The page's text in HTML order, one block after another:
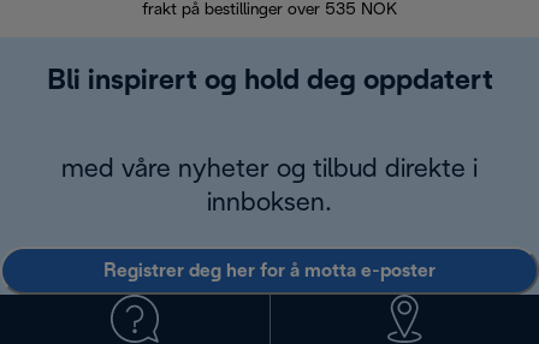
frakt på bestillinger over 535 NOK
Bli inspirert og hold deg oppdatert
med våre nyheter og tilbud direkte i
innboksen.
Registrer deg her for å motta e-poster